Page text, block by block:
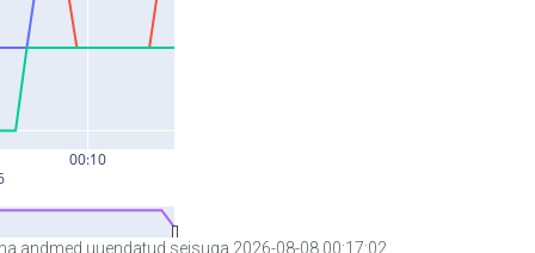
andmed uuendatud seisuga 2026-08-08 00:17:02